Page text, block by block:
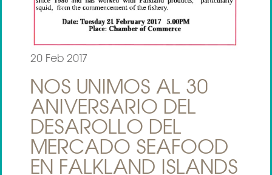
20 Feb 2017
NOS UNIMOS AL 30
ANIVERSARIO DEL
DESAROLLO DEL
MERCADO SEAFOOD
EN FALKLAND ISLANDS